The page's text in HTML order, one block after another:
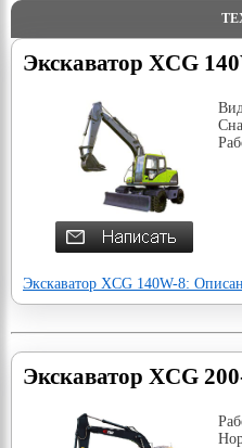
Экскаватор XCG
Экскаватор XCG 140W-8:
Экскаватор XCG